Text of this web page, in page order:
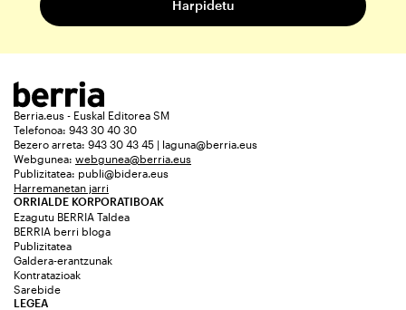
Berria.eus - Euskal Editorea SM
Telefonoa: 943 30 40 30
Bezero arreta: 943 30 43 45 | laguna@berria.eus
Webgunea: webgunea@berria.eus
Publizitatea: publi@bidera.eus
Harremanetan jarri
ORRIALDE KORPORATIBOAK
Ezagutu BERRIA Taldea
BERRIA berri bloga
Publizitatea
Galdera-erantzunak
Kontratazioak
Sarebide
LEGEA